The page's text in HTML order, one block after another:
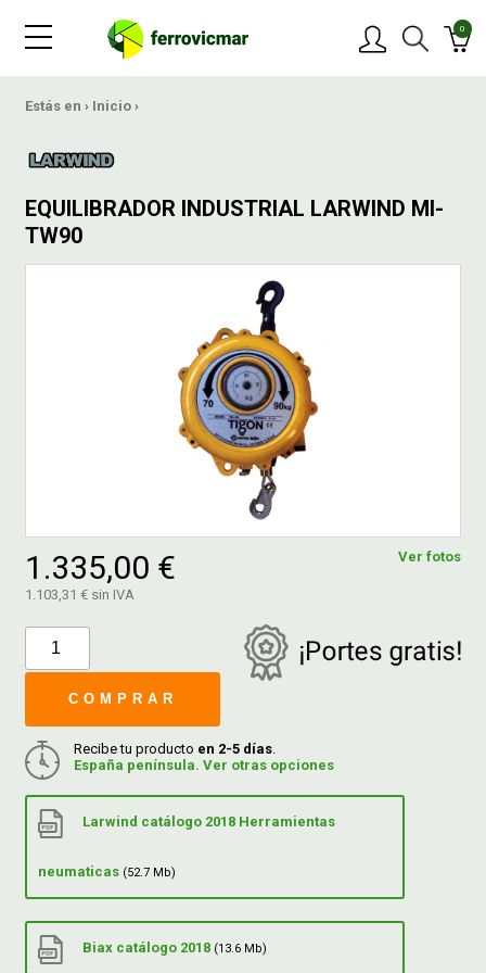
0
Estás en › Inicio ›
EQUILIBRADOR INDUSTRIAL LARWIND MI-
TW90
Ver fotos
1.335,00 €
1.103,31 € sin IVA
COMPRAR
Recibe tu producto en 2-5 días.
España península. Ver otras opciones
Larwind catálogo 2018 Herramientas
neumaticas (52.7 Mb)
Biax catálogo 2018 (13.6 Mb)
NOVEDADES
BLOG
CONTACTAR
DESPIECE
GUÍAS
ENVÍOS
DEVOLUCIONES
FORMAS DE PAGO